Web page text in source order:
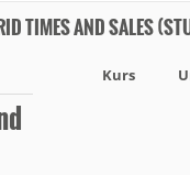
TIMES AND SALES
Kurs